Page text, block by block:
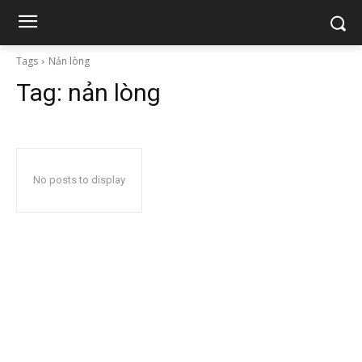
Tags Nản lòng
Tag: nản lòng
No posts to display